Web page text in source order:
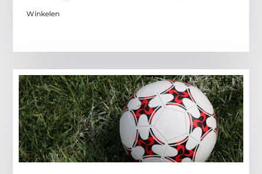
Winkelen